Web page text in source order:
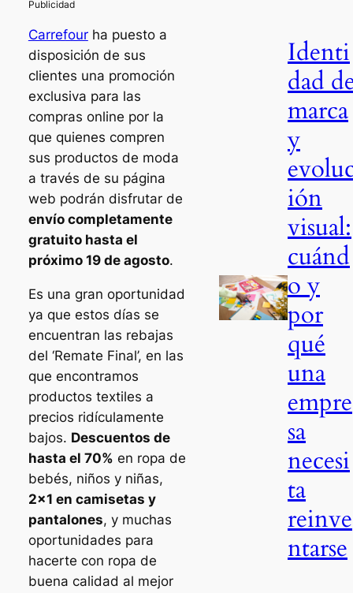
Carrefourha puesto a
disposición de sus
clientes una promoción
exclusiva para las
compras online por la
que quienes compren
sus productos de moda
a través de su página
web podrán disfrutar de
envío completamente
gratuito hasta el
próximo 19 de agosto.
Es una gran oportunidad
ya que estos días se
encuentran las rebajas
del ‘Remate Final’, en las
que encontramos
productos textiles a
precios ridículamente
bajos. Descuentos de
hasta el 70% en ropa de
bebés, niños y niñas,
2×1 en camisetas y
pantalones, y muchas
oportunidades para
hacerte con ropa de
buena calidad al mejor
Identi
dad
marca
y
ión
visual:
cuánd
o y
por
qué
una
empre
sa
necesi
ta
reinve
ntarse